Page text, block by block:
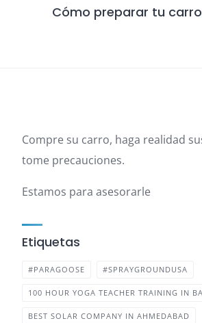
Cómo preparar tu
Compre su carro, haga realidad
tome precauciones.
Estamos para asesorarle
Etiquetas
#PARAGOOSE #SPRAYGROUNDUSA
100 HOUR YOGA TEACHER TRAINING IN
BEST SOLAR COMPANY IN AHMEDABAD